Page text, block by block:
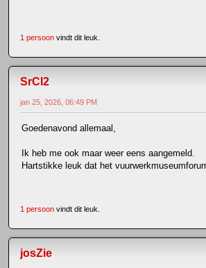
1 persoon vindt dit leuk.
SrCl2
jan 25, 2026, 06:49 PM
Goedenavond allemaal,
Ik heb me ook maar weer eens aangemeld.
Hartstikke leuk dat het
1 persoon vindt dit leuk.
josZie